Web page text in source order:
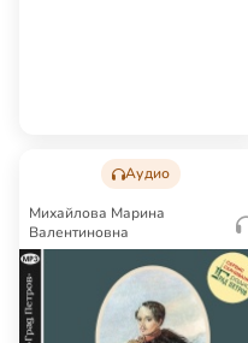
Аудио
Михайлова Марина
Валентиновна